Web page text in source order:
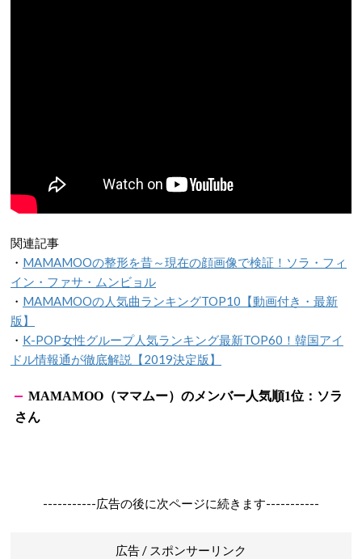
関連記事
・ MAMAMOOの整形を昔～現在の顔画像で検証！ソラ・フィ
イン・ファサ・ムンビョル
・ MAMAMOOの人気曲ランキングTOP10【動画付き・最新
版】
・ K-POP女性グループ人気ランキング最新TOP60！韓国アイ
ドル情報通が徹底解説【2019決定版】
MAMAMOO （ママムー）のメンバー人気順1位：ソラ
さん
-----------広告の後に次ページに続きます-----------
広告 / スポンサーリンク